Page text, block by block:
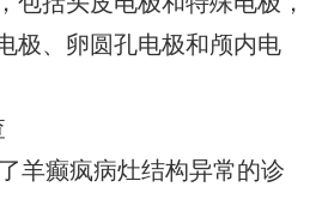
极、卵圆孔电极和颅内电
羊癫疯病灶结构异常的诊